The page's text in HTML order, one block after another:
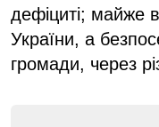
дефіциті; майже
України, а
громади, через